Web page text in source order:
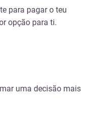
para pagar o teu
opção para ti.
uma decisão mais